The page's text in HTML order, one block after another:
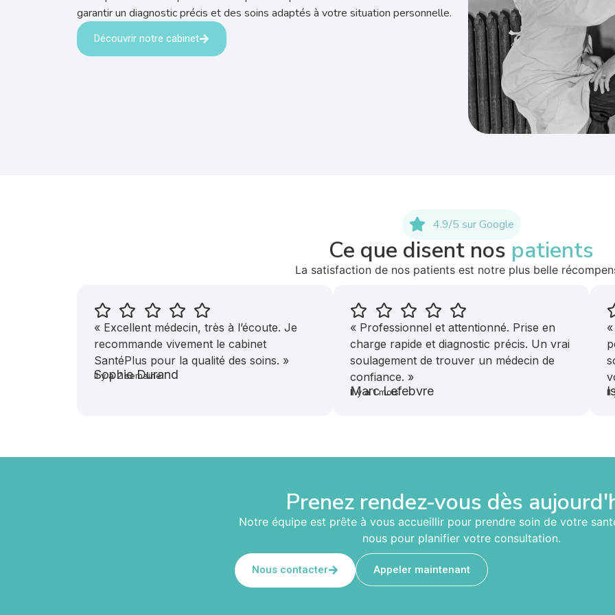
garantir un diagnostic précis et des soins adaptés à votre situation personnelle.
Découvrir notre cabinet
4.9/5 sur Google
Ce que disent nos patients
La satisfaction de nos patients est notre plus belle
« Excellent médecin, très à l’écoute. Je
recommande vivement le cabinet
SantéPlus pour la qualité des soins. »
Sophie Durand
Il y a 2 semaine
« Professionnel et attentionné. Prise en
charge rapide et diagnostic précis. Un vrai
soulagement de trouver un médecin de
confiance. »
Marc Lefebvre
Il y a 1 mois Il
Prenez rendez-vous dès
Notre équipe est prête à vous accueillir pour prendre soin de votre
nous pour planifier votre consultation.
Nous contacter Appeler maintenant